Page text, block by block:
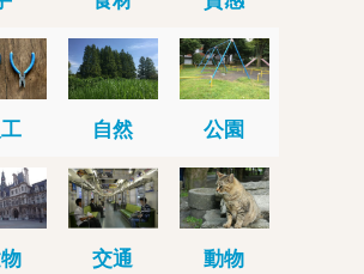
自然 公園
交通 動物